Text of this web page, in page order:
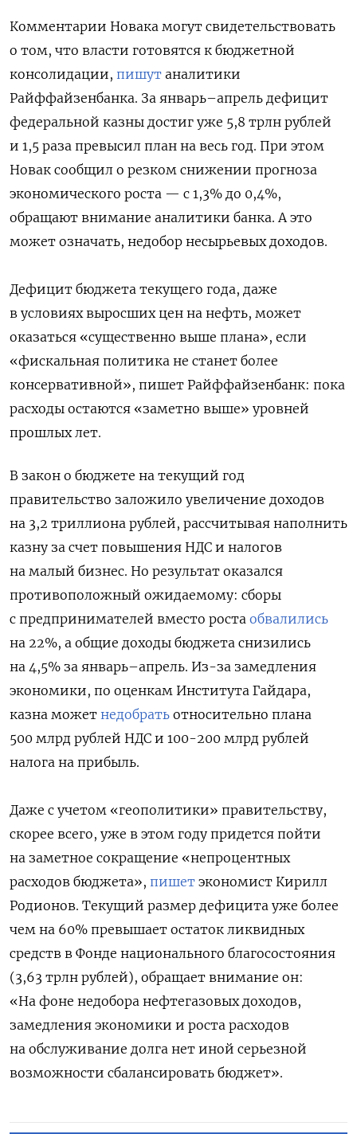
Комментарии Новака могут свидетельствовать
о том, что власти готовятся к бюджетной
консолидации, пишут аналитики
Райффайзенбанка. За январь–апрель дефицит
федеральной казны достиг уже 5,8 трлн рублей
и 1,5 раза превысил план на весь год. При этом
Новак сообщил о резком снижении прогноза
экономического роста — с 1,3% до 0,4%,
обращают внимание аналитики банка. А это
может означать, недобор несырьевых доходов.
Дефицит бюджета текущего года, даже
в условиях выросших цен на нефть, может
оказаться «существенно выше плана», если
«фискальная политика не станет более
консервативной», пишет Райффайзенбанк: пока
расходы остаются «заметно выше» уровней
прошлых лет.
В закон о бюджете на текущий год
правительство заложило увеличение доходов
на 3,2 триллиона рублей, рассчитывая наполнить
казну за счет повышения НДС и налогов
на малый бизнес. Но результат оказался
противоположный ожидаемому: сборы
с предпринимателей вместо роста обвалились
на 22%, а общие доходы бюджета снизились
на 4,5% за январь–апрель. Из-за замедления
экономики, по оценкам Института Гайдара,
казна может недобрать относительно плана
500 млрд рублей НДС и 100-200 млрд рублей
налога на прибыль.
Даже с учетом «геополитики» правительству,
скорее всего, уже в этом году придется пойти
на заметное сокращение «непроцентных
расходов бюджета», пишет экономист Кирилл
Родионов. Текущий размер дефицита уже более
чем на 60% превышает остаток ликвидных
средств в Фонде национального благосостояния
(3,63 трлн рублей), обращает внимание он:
«На фоне недобора нефтегазовых доходов,
замедления экономики и роста расходов
на обслуживание долга нет иной серьезной
возможности сбалансировать бюджет».